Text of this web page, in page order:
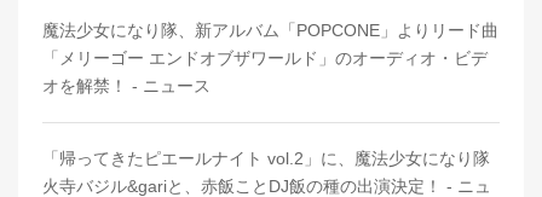
魔法少女になり隊、新アルバム「POPCONE」よりリード曲
「メリーゴー エンドオブザワールド」のオーディオ・ビデ
オを解禁！ - ニュース
「帰ってきたピエールナイト vol.2」に、魔法少女になり隊
火寺バジル&gariと、赤飯ことDJ飯の種の出演決定！ - ニュ